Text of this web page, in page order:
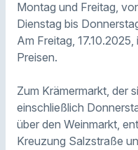
Montag und Freitag,
Dienstag bis
Am Freitag,
Preisen.
Zum Krämermarkt, der
einschließlich
über den Weinmarkt,
Kreuzung Salzstraße